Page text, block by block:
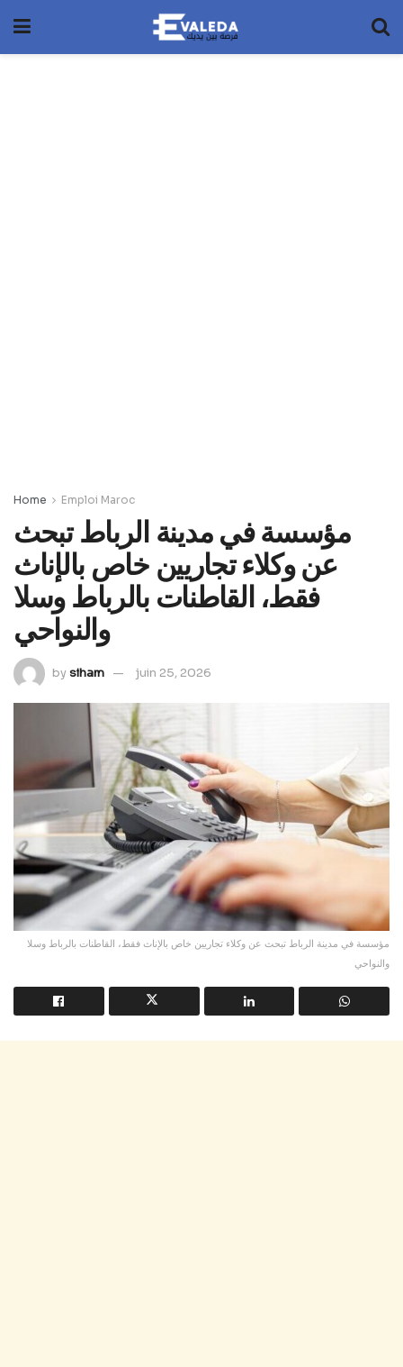
Home Emploi Maroc
مؤسسة في مدينة الرباط تبحث
عن وكلاء تجاريين خاص بالإناث
فقط، القاطنات بالرباط وسلا
والنواحي
bysiham juin 25, 2026
مؤسسة في مدينة الرباط تبحث عن وكلاء تجاريين خاص بالإناث فقط، القاطنات بالرباط وسلا
والنواحي